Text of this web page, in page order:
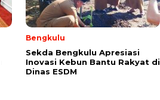
Bengkulu
Sekda Bengkulu Apresiasi
Inovasi Kebun Bantu Rakyat di
Dinas ESDM